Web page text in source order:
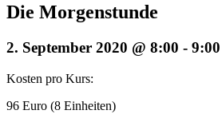
Die Morgenstunde
2. September 2020 @ 8:00 - 9:00
Kosten pro Kurs:
96 Euro (8 Einheiten)